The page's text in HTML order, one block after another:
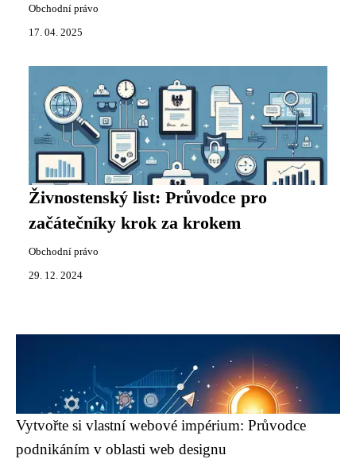
Obchodní právo
17. 04. 2025
Živnostenský list: Průvodce pro
začátečníky krok za krokem
Obchodní právo
29. 12. 2024
Vytvořte si vlastní webové impérium: Průvodce
podnikáním v oblasti web designu